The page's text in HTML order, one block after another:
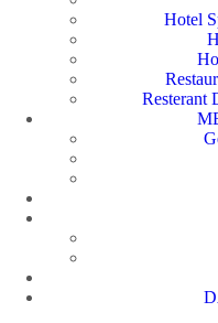
Hotel
Resterant